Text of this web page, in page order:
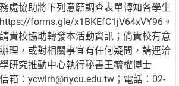
處協助將下列意願調查表單轉知各學生
forms.gle/x1BKEfC1jV64xVY96。
貴校協助轉發本活動資訊；倘貴校有意
理，或對相關事宜有任何疑問，請逕洽
研究推動中心執行秘書王毓權博士
信箱：ycwlrh@nycu.edu.tw；電話：02-